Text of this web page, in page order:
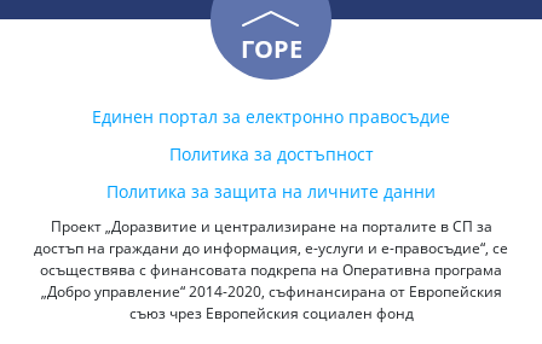
ГОРЕ
Единен портал за електронно правосъдие
Политика за достъпност
Политика за защита на личните данни
Проект „Доразвитие и централизиране на порталите в СП за
достъп на граждани до информация, е-услуги и е-правосъдие“, се
осъществява с финансовата подкрепа на Оперативна програма
„Добро управление“ 2014-2020, съфинансирана от Европейския
съюз чрез Европейския социален фонд